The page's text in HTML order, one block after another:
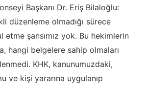
Başkanı Dr. Eriş Bilaloğlu:
düzenleme olmadığı sürece
etme şansımız yok. Bu hekimlerin
hangi belgelere sahip olmaları
KHK, kanunumuzdaki,
ve kişi yararına uygulanıp